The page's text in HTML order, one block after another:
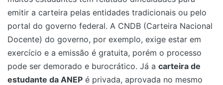
emitir a carteira pelas entidades tradicionais ou pelo
portal do governo federal. A CNDB (Carteira Nacional
Docente) do governo, por exemplo, exige estar em
exercício e a emissão é gratuita, porém o processo
pode ser demorado e burocrático. Já a carteira de
estudante da ANEP é privada, aprovada no mesmo